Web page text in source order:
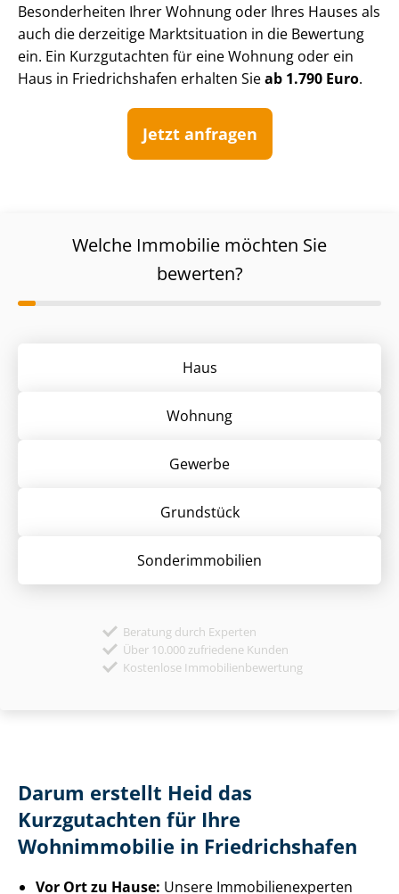
Besonderheiten Ihrer Wohnung oder Ihres Hauses als
auch die derzeitige Marktsituation in die Bewertung
ein. Ein Kurzgutachten für eine Wohnung oder ein
Haus in Friedrichshafen erhalten Sieab 1.790 Euro.
Jetzt anfragen
Welche Immobilie möchten Sie
bewerten?
Haus
Wohnung
Gewerbe
Grund­stück
Sonder­immobilien
Beratung durch Experten
Über 10.000 zufriedene Kunden
Kostenlose Immobilienbewertung
Darum erstellt Heid das
Kurzgutachten für Ihre
Wohnimmobilie in Friedrichshafen
Vor Ort zu Hause: Unsere Im­mo­bi­li­en­ex­per­ten